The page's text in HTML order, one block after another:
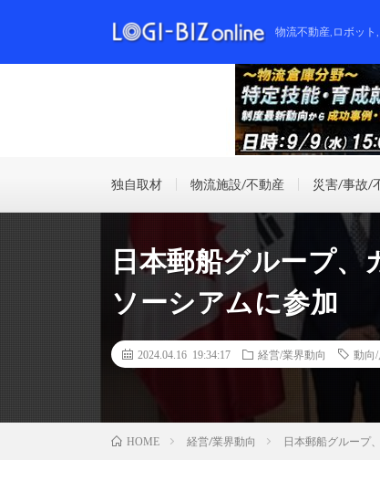
物流不動産,ロボッ
独自取材 物流施設/不動産 災害/事故/
日本郵船グループ、
ソーシアムに参加
2024.04.16 19:34:17 経営/業界動向 動向/
HOME 経営/業界動向 日本郵船グループ